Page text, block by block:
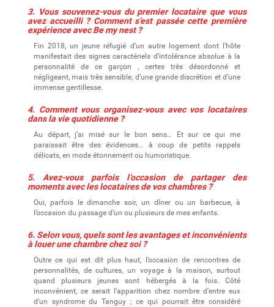
3. Vous souvenez-vous du premier locataire que vous
avez accueilli ? Comment s’est passée cette première
expérience avec Be my nest ?
Fin 2018, un jeune réfugié d’un autre logement dont l’hôte
manifestait des signes caractériels d’intolérance absolue à la
personnalité de ce garçon , certes très désordonné et
négligeant, mais très sensible, d’une grande discrétion et d’une
immense gentillesse.
4. Comment vous organisez-vous avec vos locataires
dans la vie quotidienne ?
Au départ, j’ai misé sur le bon sens… Et sur ce qui me
paraissait être des évidences… à coup de petits rappels
délicats, en mode étonnement ou humoristique.
5. Avez-vous parfois l’occasion de partager des
moments avec les locataires de vos chambres ?
Oui, parfois le dimanche soir, un dîner ou un barbecue, à
l’occasion du passage d’un ou plusieurs de mes enfants.
6. Selon vous, quels sont les avantages et inconvénients
à louer une chambre chez soi ?
Outre ce qui est dit plus haut, l’occasion de rencontres de
personnalités, de cultures, un voyage à la maison, surtout
quand plusieurs jeunes sont hébergés à la fois. Côté
inconvénient, ce serait l’apparition chez nombre d’entre eux
d’un syndrome du Tanguy ; ce qui pourrait être considéré